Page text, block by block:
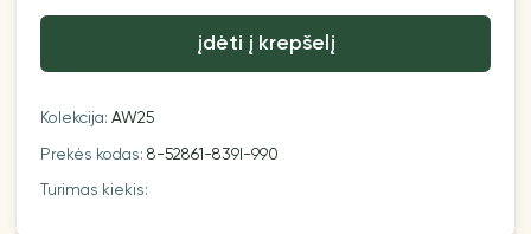
įdėti į krepšelį
Kolekcija:AW25
Prekės kodas:8-52861-839I-990
Turimas kiekis: